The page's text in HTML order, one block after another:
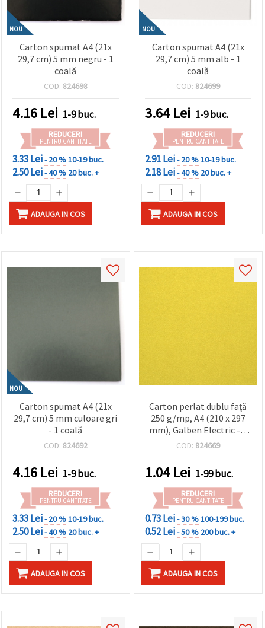
NOU
Carton spumat A4 (21x
29,7 cm) 5 mm negru - 1
coală
COD: 824698
4.16 Lei 1-9 buc.
REDUCERI
PENTRU CANTITATE
3.33 Lei- 20 %10-19 buc.
2.50 Lei- 40 % 20 buc. +
ADAUGA IN COS
NOU
Carton spumat A4 (21x
29,7 cm) 5 mm alb - 1
coală
COD: 824699
3.64Lei 1-9 buc.
REDUCERI
PENTRU CANTITATE
2.91 Lei- 20 %10-19 buc.
2.18 Lei- 40 % 20 buc. +
ADAUGA IN COS
NOU
Carton spumat A4 (21x
29,7 cm) 5 mm culoare gri
- 1 coală
COD: 824692
4.16 Lei 1-9 buc.
REDUCERI
PENTRU CANTITATE
3.33 Lei- 20 %10-19 buc.
2.50 Lei- 40 % 20 buc. +
ADAUGA IN COS
Carton perlat dublu față
250 g/mp, A4 (210 x 297
mm), Galben Electric - 1
bucată
COD: 824669
1.04Lei 1-99 buc.
REDUCERI
PENTRU CANTITATE
0.73 Lei- 30 %100-199 buc.
0.52 Lei- 50 % 200 buc. +
ADAUGA IN COS